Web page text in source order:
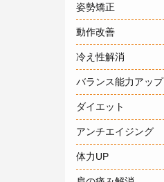
姿勢矯正
動作改善
冷え性解消
バランス能力アップ
ダイエット
アンチエイジング
体力UP